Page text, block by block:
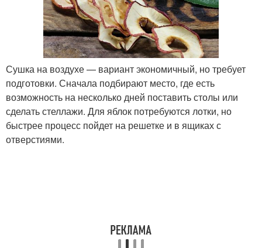
Сушка на воздухе — вариант экономичный, но требует
подготовки. Сначала подбирают место, где есть
возможность на несколько дней поставить столы или
сделать стеллажи. Для яблок потребуются лотки, но
быстрее процесс пойдет на решетке и в ящиках с
отверстиями.